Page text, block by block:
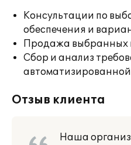
Консультации по
обеспечения и
Продажа выбранных
Сбор и анализ
Отзыв клиента
Наша